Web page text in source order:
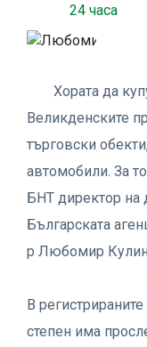
24 часа
Хората да
Великденските
търговски
автомобили. За
БНТ директор на
Българската
р Любомир
В
степен има